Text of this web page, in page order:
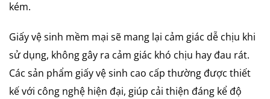
kém.
Giấy vệ sinh mềm mại sẽ mang lại cảm giác dễ chịu khi
sử dụng, không gây ra cảm giác khó chịu hay đau rát.
Các sản phẩm giấy vệ sinh cao cấp thường được thiết
kế với công nghệ hiện đại, giúp cải thiện đáng kể độ